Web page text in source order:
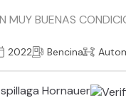
MUY BUENAS
2022 Bencina
Hornauer